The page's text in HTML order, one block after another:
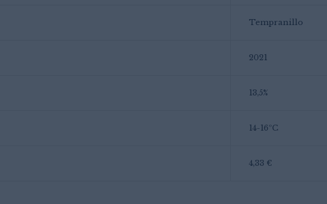
Tempranillo
2021
13,5%
14-16ºC
4,33 €